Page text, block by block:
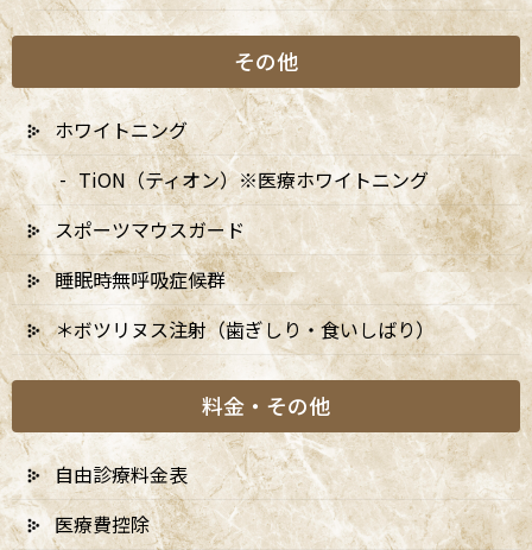
2025年
その他
ホワイトニング
TiON（ティオン）※医療ホワイトニング
スポーツマウスガード
睡眠時無呼吸症候群
＊ボツリヌス注射（歯ぎしり・食いしばり）
料金・その他
自由診療料金表
医療費控除